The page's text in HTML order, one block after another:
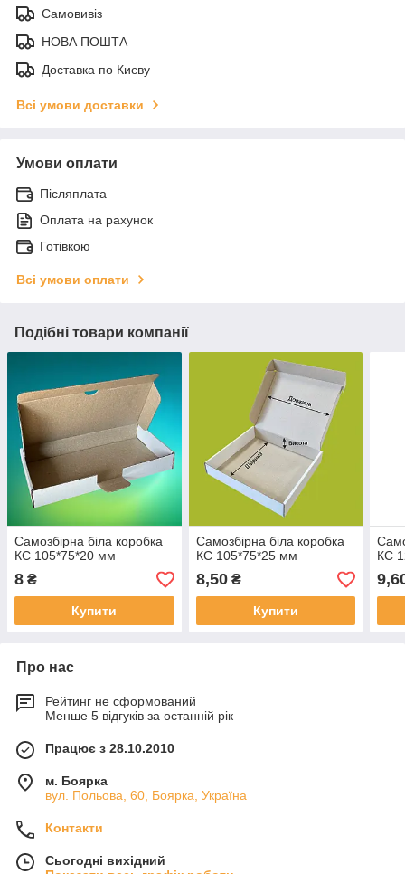
Самовивіз
НОВА ПОШТА
Доставка по Києву
Всі умови доставки
Умови оплати
Післяплата
Оплата на рахунок
Готівкою
Всі умови оплати
Подібні товари компанії
Самозбірна біла коробка
КС 105*75*20 мм
8 ₴
Купити
Самозбірна біла коробка
КС 105*75*25 мм
8,50₴
Купити
КС
Про нас
Рейтинг не сформований
Менше 5 відгуків за останній рік
Працює з 28.10.2010
м. Боярка
вул. Польова, 60, Боярка, Україна
Контакти
Сьогодні вихідний